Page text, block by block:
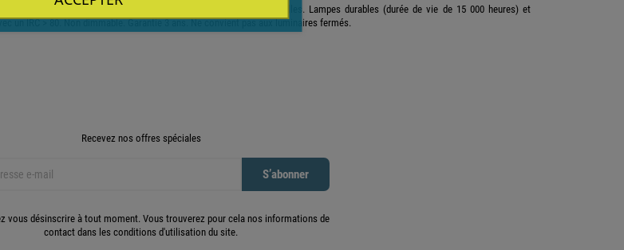
lampes à incandescence, halogènes et fluocompactes traditionnelles. Lampes durables (durée de vie de 15 000 heures) et
un IRC > 80. Non dimmable. Garantie 3 ans. Ne convient pas aux luminaires fermés.
Recevez nos offres spéciales
vous désinscrire à tout moment. Vous trouverez pour cela nos informations de
contact dans les conditions d'utilisation du site.